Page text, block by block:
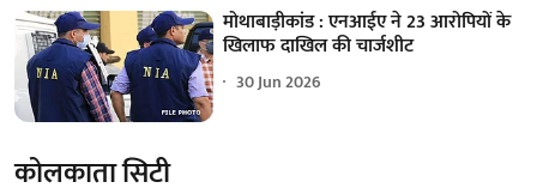
मोथाबाड़ीकांड : एनआईए ने 23 आरोपियों के
खिलाफ दाखिल की चार्जशीट
30 Jun 2026
कोलकाता सिटी